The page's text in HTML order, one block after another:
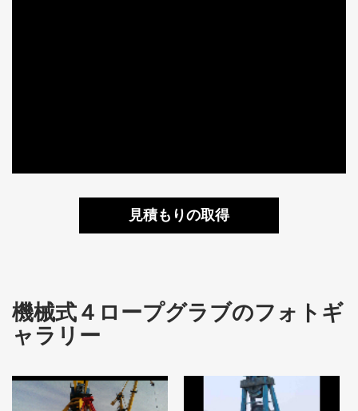
見積もりの取得
機械式４ロープグラブのフォトギ
ャラリー